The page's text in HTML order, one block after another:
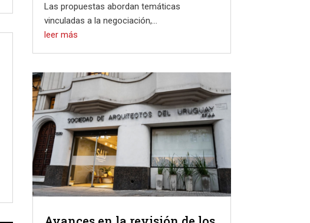
Las propuestas abordan temáticas
vinculadas a la negociación,...
leer más